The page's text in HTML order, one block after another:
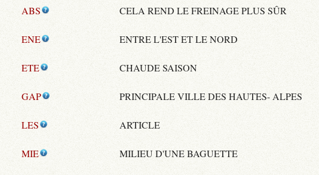
ABS CELA REND LE FREINAGE PLUS SÛR
ENE ENTRE L'EST ET LE NORD
ETE CHAUDE SAISON
GAP PRINCIPALE VILLE DES HAUTES- ALPES
LES ARTICLE
MIE MILIEU D'UNE BAGUETTE